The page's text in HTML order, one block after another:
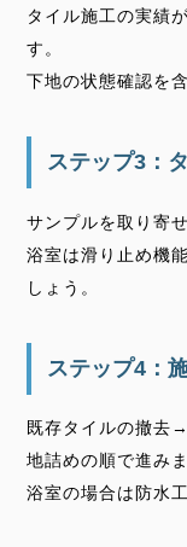
タイル施工の実績
す。
下地の状態確認を
ステップ3：
サンプルを取り寄
浴室は滑り止め機
しょう。
ステップ4：
既存タイルの撤
地詰めの順で進みま
浴室の場合は防水